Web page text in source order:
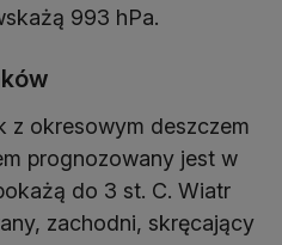
993 hPa.
z okresowym deszczem
prognozowany jest w
do 3 st. C. Wiatr
zachodni, skręcający